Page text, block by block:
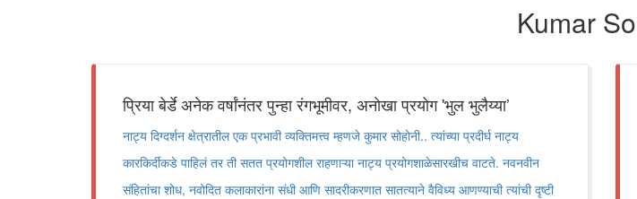
Kumar
प्रिया बेर्डे अनेक वर्षांनंतर पुन्हा रंगभूमीवर, अनोखा प्रयोग 'भुल भुलैय्या’
नाट्य दिग्दर्शन क्षेत्रातील एक प्रभावी व्यक्तिमत्त्व म्हणजे कुमार सोहोनी.. त्यांच्या प्रदीर्घ नाट्य
कारकिर्दीकडे पाहिलं तर ती सतत प्रयोगशील राहणाऱ्या नाट्य प्रयोगशाळेसारखीच वाटते. नवनवीन
संहितांचा शोध, नवोदित कलाकारांना संधी आणि सादरीकरणात सातत्याने वैविध्य आणण्याची त्यांची दृष्टी